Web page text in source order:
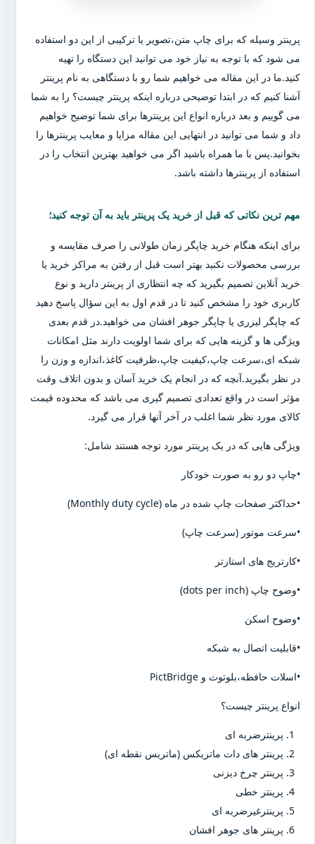
پرینتر وسیله که برای چاپ متن،تصویر یا ترکیبی از این دو استفاده
می شود که با توجه به نیاز خود می توانید این دستگاه را تهیه
کنید.ما در این مقاله می خواهیم شما رو با دستگاهی به نام پرینتر
آشنا کنیم که در ابتدا توضیحی درباره اینکه پرینتر چیست؟ را به شما
می گوییم و بعد درباره انواع این پرینترها برای شما توضیح خواهیم
داد و شما می توانید در انتهایی این مقاله مزایا و معایب پرینترها را
بخوانید.پس با ما همراه باشید اگر می خواهید بهترین انتخاب را در
استفاده از پرینترها داشته باشد.
مهم ترین نکاتی که قبل از خرید یک پرینتر باید به آن توجه کنید؛
برای اینکه هنگام خرید چاپگر زمان طولانی را صرف مقایسه و
بررسی محصولات نکنید بهتر است قبل از رفتن به مراکز خرید یا
خرید آنلاین تصمیم بگیرید که چه انتظاری از پرینتر دارید و نوع
کاربری خود را مشخص کنید تا در قدم اول به این سؤال پاسخ دهید
که چاپگر لیزری یا چاپگر جوهر افشان می خواهید.در قدم بعدی
ویژگی ها و گزینه هایی که برای شما اولویت دارند مثل امکانات
شبکه ای،سرعت چاپ،کیفیت چاپ،ظرفیت کاغذ،اندازه و وزن را
در نظر بگیرید.آنچه که در انجام یک خرید آسان و بدون اتلاف وقت
مؤثر است در واقع تعدادی تصمیم گیری می باشد که محدوده قیمت
کالای مورد نظر شما اغلب در آخر آنها قرار می گیرد.
ویژگی هایی که در یک پرینتر مورد توجه هستند شامل:
•چاپ دو رو به صورت خودکار
•حداکثر صفحات چاپ شده در ماه (Monthly duty cycle)
•سرعت موتور (سرعت چاپ)
•کارتریج های استارتر
•وضوح چاپ (dots per inch)
•وضوح اسکن
•قابلیت اتصال به شبکه
•اسلات حافظه،بلوتوث و PictBridge
انواع پرینتر چیست؟
پرینترضربه ای
پرینتر های دات ماتریکس (ماتریس نقطه ای)
پرینتر چرخ دیزنی
پرینتر خطی
پرینترغیرضربه ای
پرینتر های جوهر افشان